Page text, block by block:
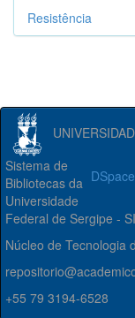
Resistência
Sistema de
Bibliotecas da
Universidade
Federal de Sergipe -
Núcleo de Tecnologia
+55 79 3194-6528